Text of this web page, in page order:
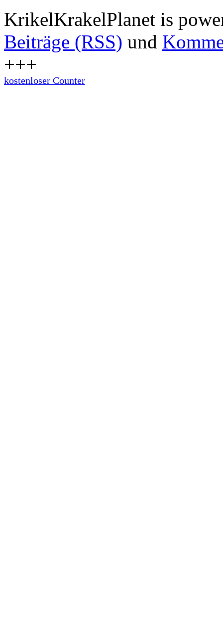
KrikelKrakelPlanet is
Beiträge (RSS) und
+++
kostenloser Counter